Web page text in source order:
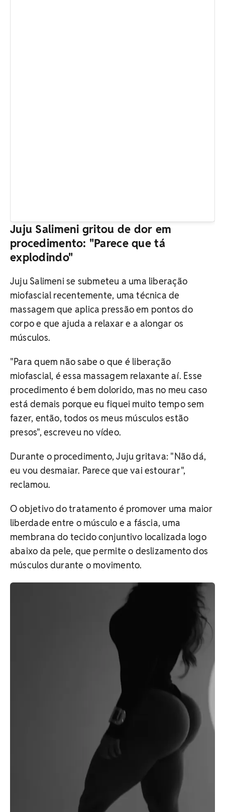
Juju Salimeni gritou de dor em
procedimento: "Parece que tá
explodindo"
Juju Salimeni se submeteu a uma liberação
miofascial recentemente, uma técnica de
massagem que aplica pressão em pontos do
corpo e que ajuda a relaxar e a alongar os
músculos.
"Para quem não sabe o que é liberação
miofascial, é essa massagem relaxante aí. Esse
procedimento é bem dolorido, mas no meu caso
está demais porque eu fiquei muito tempo sem
fazer, então, todos os meus músculos estão
presos", escreveu no vídeo.
Durante o procedimento, Juju gritava: "Não dá,
eu vou desmaiar. Parece que vai estourar",
reclamou.
O objetivo do tratamento é promover uma maior
liberdade entre o músculo e a fáscia, uma
membrana do tecido conjuntivo localizada logo
abaixo da pele, que permite o deslizamento dos
músculos durante o movimento.